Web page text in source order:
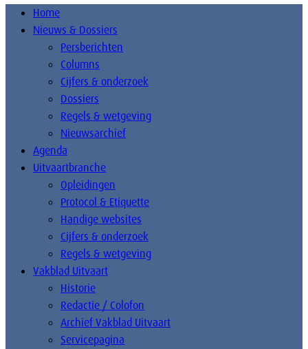
Home
Nieuws & Dossiers
Persberichten
Columns
Cijfers & onderzoek
Dossiers
Regels & wetgeving
Nieuwsarchief
Agenda
Uitvaartbranche
Opleidingen
Protocol & Etiquette
Handige websites
Cijfers & onderzoek
Regels & wetgeving
Vakblad Uitvaart
Historie
Redactie / Colofon
Archief Vakblad Uitvaart
Servicepagina